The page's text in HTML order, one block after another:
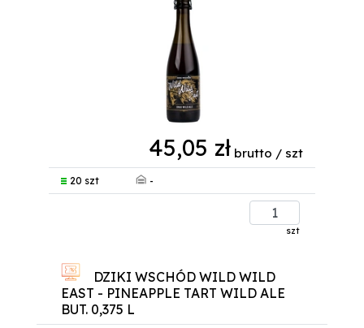
45,05 zł brutto / szt
20 szt -
szt
DZIKI WSCHÓD WILD WILD
EAST - PINEAPPLE TART WILD ALE
BUT. 0,375 L